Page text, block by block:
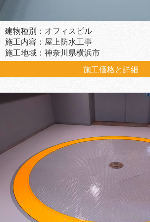
建物種別：オフィスビル
施工内容：屋上防水工事
施工地域：神奈川県横浜市
施工価格と詳細